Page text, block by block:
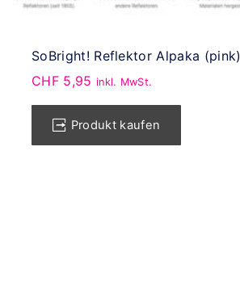
SoBright! Reflektor Alpaka (pink)
CHF5,95 inkl. MwSt.
Produkt kaufen